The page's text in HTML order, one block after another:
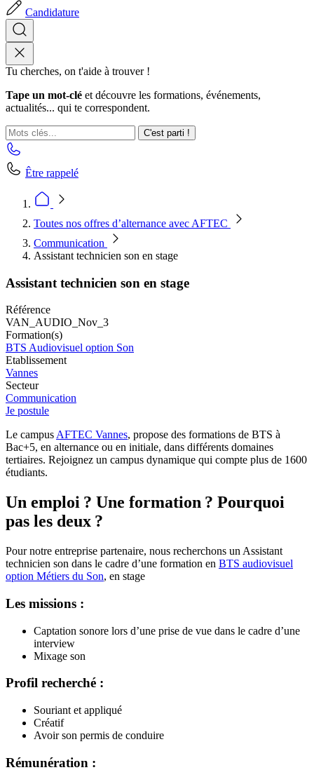
Candidature
Tu cherches, on t'aide à trouver !
Tape un mot-clé et découvre les formations, événements,
actualités... qui te correspondent.
C'est parti !
Être rappelé
Toutes nos offres d’alternance avec AFTEC
Communication
Assistant technicien son en stage
Assistant technicien son en stage
Référence
VAN_AUDIO_Nov_3
Formation(s)
BTS Audiovisuel option Son
Etablissement
Vannes
Secteur
Communication
Je postule
Le campusAFTEC Vannes, propose des formations de BTS à
Bac+5, en alternance ou en initiale, dans différents domaines
tertiaires. Rejoignez un campus dynamique qui compte plus de 1600
étudiants.
Un emploi ? Une formation ? Pourquoi
pas les deux ?
Pour notre entreprise partenaire, nous recherchons un Assistant
technicien son dans le cadre d’une formation en BTS audiovisuel
option Métiers du Son, en stage
Les missions :
Captation sonore lors d’une prise de vue dans le cadre d’une
interview
Mixage son
Profil recherché :
Souriant et appliqué
Créatif
Avoir son permis de conduire
Rémunération :